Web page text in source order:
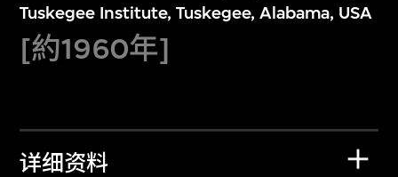
Tuskegee Institute, Tuskegee, Alabama, USA
[約1960年]
详细资料